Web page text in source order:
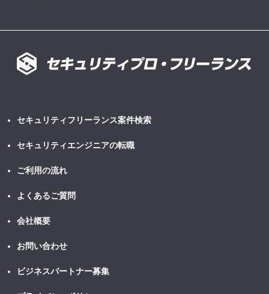
セキュリティフリーランス案件検索
セキュリティエンジニアの転職
ご利用の流れ
よくあるご質問
会社概要
お問い合わせ
ビジネスパートナー募集